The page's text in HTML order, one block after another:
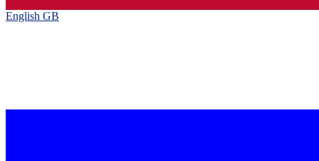
English GB‎